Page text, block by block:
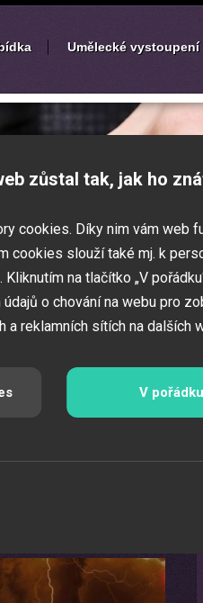
Umělecké vystoupení
jste
na Vaši
nebe, okázalých
dech! ZAPOMEŇTE NA
zůstal tak, jak ho
cookies. Díky nim vám web
cookies slouží také mj. k
na tlačítko „V
o chování na webu pro
reklamních sítích na dalších
V pořádku